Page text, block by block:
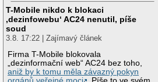
T-Mobile nikdo k blokaci
‚dezinfowebu‘ AC24 nenutil, píše
soud
3.8. 17:22 | Zajímavý článek
Firma T-Mobile blokovala
„dezinformační web“ AC24 bez toho,
aniž by k tomu měla závazný pokyn